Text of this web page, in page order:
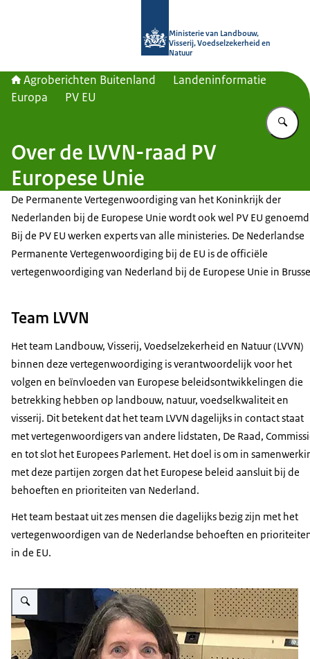
Ministerie van Landbouw,
Visserij, Voedselzekerheid en
Natuur
Agroberichten Buitenland
Landeninformatie
Europa
PV EU
Over de LVVN-raad PV
Europese Unie
De Permanente Vertegenwoordiging van het Koninkrijk der
Nederlanden bij de Europese Unie wordt ook wel PV EU
Bij de PV EU werken experts van alle ministeries. De Nederlandse
Permanente Vertegenwoordiging bij de EU is de officiële
vertegenwoordiging van Nederland bij de Europese Unie in
Team LVVN
Het team Landbouw, Visserij, Voedselzekerheid en Natuur (LVVN)
binnen deze vertegenwoordiging is verantwoordelijk voor het
volgen en beïnvloeden van Europese beleidsontwikkelingen die
betrekking hebben op landbouw, natuur, voedselkwaliteit en
visserij. Dit betekent dat het team LVVN dagelijks in contact staat
met vertegenwoordigers van andere lidstaten, De Raad,
en tot slot het Europees Parlement. Het doel is om in
met deze partijen zorgen dat het Europese beleid aansluit bij de
behoeften en prioriteiten van Nederland.
Het team bestaat uit zes mensen die dagelijks bezig zijn met het
vertegenwoordigen van de Nederlandse behoeften en
in de EU.
Vergroot afbeelding Carla Boonstra